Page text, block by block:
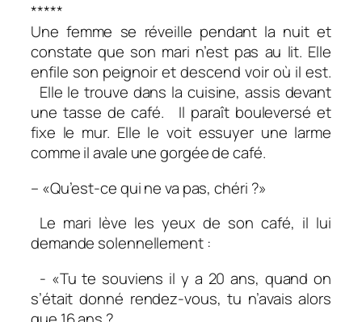
*****
Une femme se réveille pendant la nuit et
constate que son mari n’est pas au lit. Elle
enfile son peignoir et descend voir où il est.
Elle le trouve dans la cuisine, assis devant
une tasse de café. Il paraît bouleversé et
fixe le mur. Elle le voit essuyer une larme
comme il avale une gorgée de café.
– «Qu’est-ce qui ne va pas, chéri ?»
Le mari lève les yeux de son café, il lui
demande solennellement :
- «Tu te souviens il y a 20 ans, quand on
s’était donné rendez-vous, tu n’avais alors